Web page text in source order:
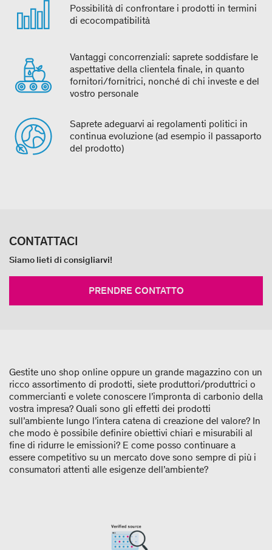
Possibilità di confrontare i prodotti in termini
di ecocompatibilità
Vantaggi concorrenziali: saprete soddisfare le
aspettative della clientela finale, in quanto
fornitori/fornitrici, nonché di chi investe e del
vostro personale
Saprete adeguarvi ai regolamenti politici in
continua evoluzione (ad esempio il passaporto
del prodotto)
CONTATTACI
Siamo lieti di consigliarvi!
PRENDRE CONTATTO
Gestite uno shop online oppure un grande magazzino con un
ricco assortimento di prodotti, siete produttori/produttrici o
commercianti e volete conoscere l’impronta di carbonio della
vostra impresa? Quali sono gli effetti dei prodotti
sull’ambiente lungo l’intera catena di creazione del valore? In
che modo è possibile definire obiettivi chiari e misurabili al
fine di ridurre le emissioni? E come posso continuare a
essere competitivo su un mercato dove sono sempre di più i
consumatori attenti alle esigenze dell’ambiente?